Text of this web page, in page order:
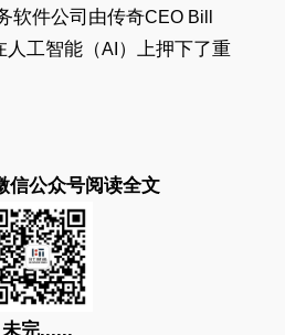
软件公司由传奇CEO Bill
人工智能（AI ）上押下了重
信公众号阅读全文
未完......